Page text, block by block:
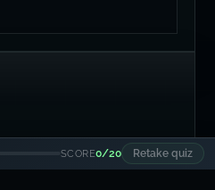
SCORE0/20 Retake quiz